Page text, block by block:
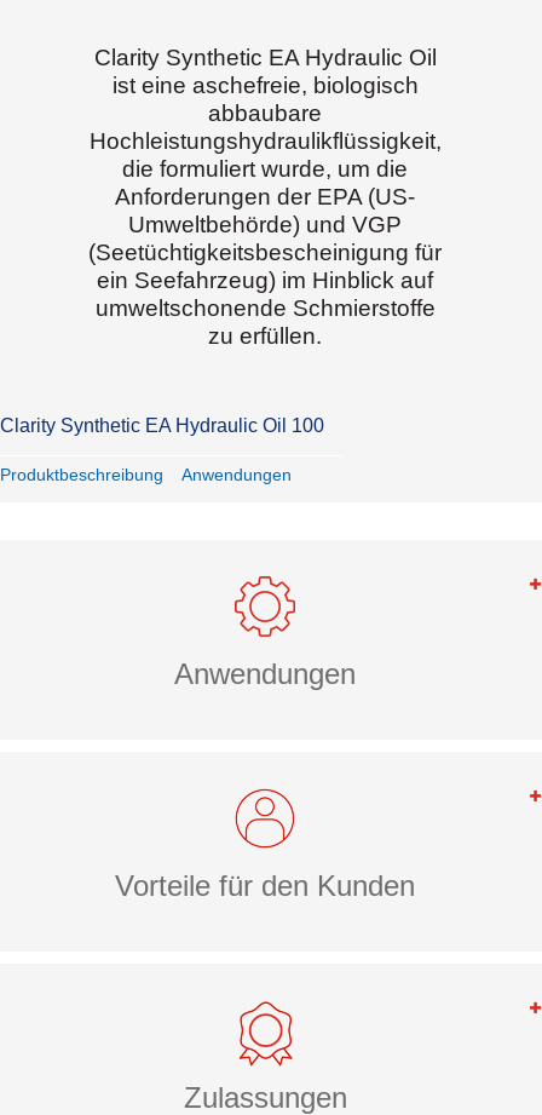
Clarity Synthetic EA Hydraulic Oil
ist eine aschefreie, biologisch
abbaubare
Hochleistungshydraulikflüssigkeit,
die formuliert wurde, um die
Anforderungen der EPA (US-
Umweltbehörde) und VGP
(Seetüchtigkeitsbescheinigung für
ein Seefahrzeug) im Hinblick auf
umweltschonende Schmierstoffe
zu erfüllen.
Clarity Synthetic EA Hydraulic Oil 100
Produktbeschreibung Anwendungen
Anwendungen
Vorteile für den Kunden
Zulassungen